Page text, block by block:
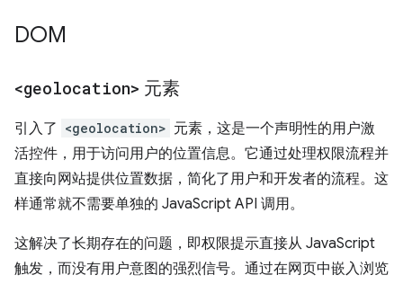
DOM
<geolocation> 元素
引入了 <geolocation> 元素，这是一个声明性的用户激
活控件，用于访问用户的位置信息。它通过处理权限流程并
直接向网站提供位置数据，简化了用户和开发者的流程。这
样通常就不需要单独的 JavaScript API 调用。
这解决了长期存在的问题，即权限提示直接从 JavaScript
触发，而没有用户意图的强烈信号。通过在网页中嵌入浏览